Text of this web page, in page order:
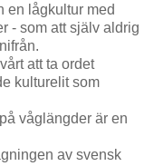
en lågkultur med
- som att själv aldrig
att ta ordet
kulturelit som
våglängder är en
av svensk